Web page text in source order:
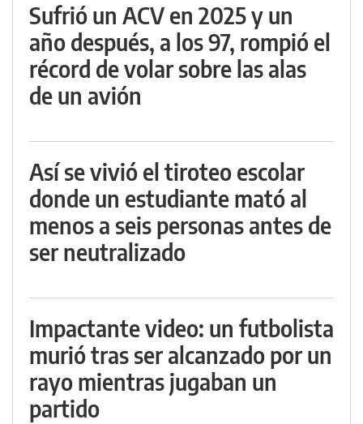
Sufrió un ACV en 2025 y un
año después, a los 97, rompió el
récord de volar sobre las alas
de un avión
Así se vivió el tiroteo escolar
donde un estudiante mató al
menos a seis personas antes de
ser neutralizado
Impactante video: un futbolista
murió tras ser alcanzado por un
rayo mientras jugaban un
partido